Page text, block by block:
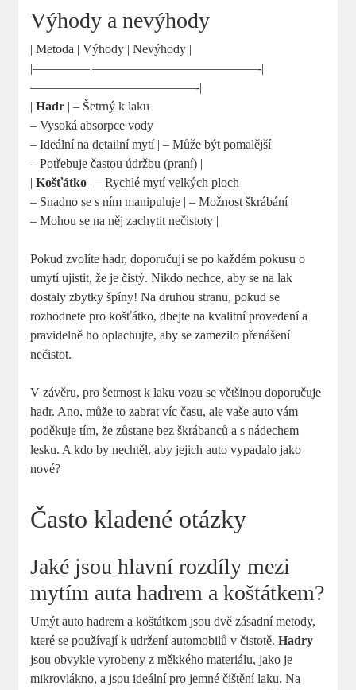
Výhody a nevýhody
| Metoda | Výhody | Nevýhody |
|————–|—————————————-|
—————————————-|
|Hadr | – Šetrný k laku
– Vysoká absorpce vody
– Ideální na detailní mytí | – Může být pomalější
– Potřebuje častou údržbu (praní) |
|Košťátko | – Rychlé mytí velkých ploch
– Snadno se s ním manipuluje | – Možnost škrábání
– Mohou se na něj zachytit nečistoty |
Pokud zvolíte hadr, doporučuji se po každém pokusu o
umytí ujistit, že je čistý. Nikdo nechce, aby se na lak
dostaly zbytky špíny! Na druhou stranu, pokud se
rozhodnete pro košťátko, dbejte na kvalitní provedení a
pravidelně ho oplachujte, aby se zamezilo přenášení
nečistot.
V závěru, pro šetrnost k laku vozu se většinou doporučuje
hadr. Ano, může to zabrat víc času, ale vaše auto vám
poděkuje tím, že zůstane bez škrábanců a s nádechem
lesku. A kdo by nechtěl, aby jejich auto vypadalo jako
nové?
Často kladené otázky
Jaké jsou hlavní rozdíly mezi
mytím auta hadrem a koštátkem?
Umýt auto hadrem a koštátkem jsou dvě zásadní metody,
které se používají k udržení automobilů v čistotě.Hadry
jsou obvykle vyrobeny z měkkého materiálu, jako je
mikrovlákno, a jsou ideální pro jemné čištění laku. Na